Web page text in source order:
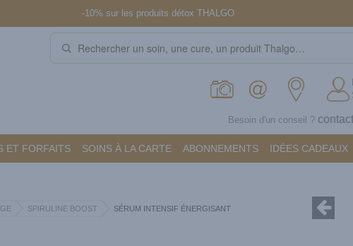
ET FORFAITS SOINS À LA CARTE ABONNEMENTS IDÉES CADEAUX
-10% sur les produits détox THALGO
Besoin d'un conseil ?
SPIRULINE BOOST SÉRUM INTENSIF ÉNERGISANT